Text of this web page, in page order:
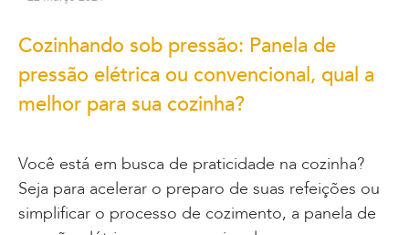
Cozinhando sob pressão: Panela de
pressão elétrica ou convencional, qual a
melhor para sua cozinha?
Você está em busca de praticidade na cozinha?
Seja para acelerar o preparo de suas refeições ou
simplificar o processo de cozimento, a panela de